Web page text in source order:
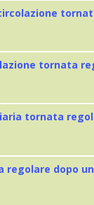
tornata
tornata
dopo